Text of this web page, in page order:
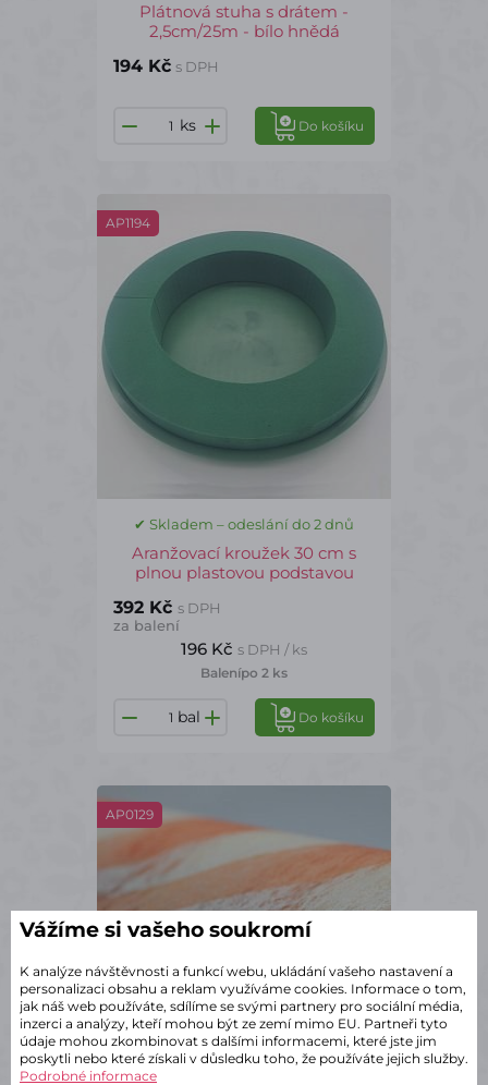
Plátnová stuha s drátem -
2,5cm/25m - bílo hnědá
194 Kč s DPH
ks Do košíku
AP1194
✔ Skladem – odeslání do 2 dnů
Aranžovací kroužek 30 cm s
plnou plastovou podstavou
392 Kč s DPH
za balení
196 Kč s DPH / ks
Balenípo 2 ks
bal Do košíku
AP0129
Vážíme si vašeho soukromí
K analýze návštěvnosti a funkcí webu, ukládání vašeho nastavení a
personalizaci obsahu a reklam využíváme cookies. Informace o tom,
jak náš web používáte, sdílíme se svými partnery pro sociální média,
inzerci a analýzy, kteří mohou být ze zemí mimo EU. Partneři tyto
údaje mohou zkombinovat s dalšími informacemi, které jste jim
poskytli nebo které získali v důsledku toho, že používáte jejich služby.
Podrobné informace